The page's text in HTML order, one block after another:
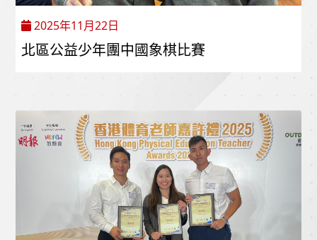
2025年11月22日
北區公益少年團中國象棋比賽